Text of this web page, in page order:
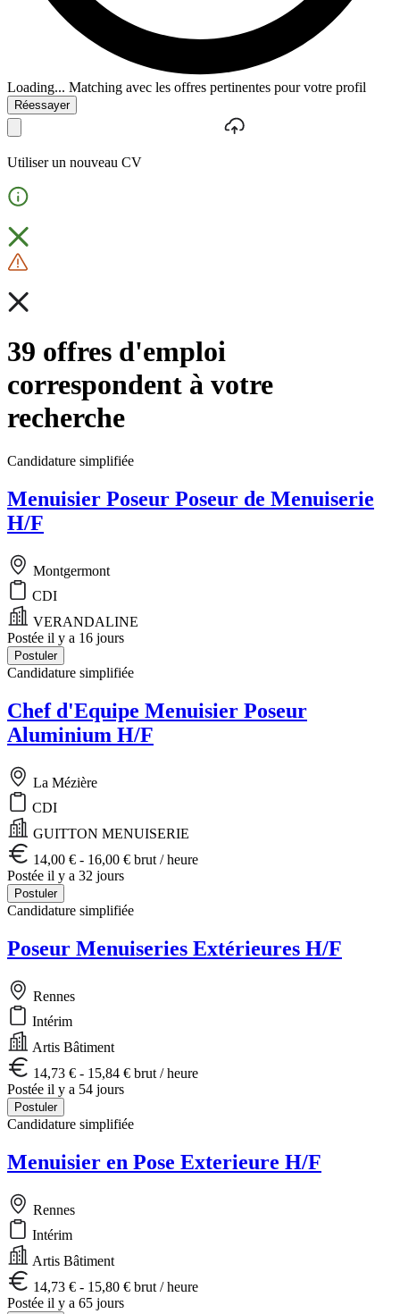
Loading... Matching avec les offres pertinentes pour votre profil
Réessayer
Utiliser un nouveau CV
39 offres d'emploi
correspondent à votre
recherche
Candidature simplifiée
Menuisier Poseur Poseur de Menuiserie
H/F
Montgermont
CDI
VERANDALINE
Postée il y a 16 jours
Postuler
Candidature simplifiée
Chef d'Equipe Menuisier Poseur
Aluminium H/F
La Mézière
CDI
GUITTON MENUISERIE
14,00 € - 16,00 € brut / heure
Postée il y a 32 jours
Postuler
Candidature simplifiée
Poseur Menuiseries Extérieures H/F
Rennes
Intérim
Artis Bâtiment
14,73 € - 15,84 € brut / heure
Postée il y a 54 jours
Postuler
Candidature simplifiée
Menuisier en Pose Exterieure H/F
Rennes
Intérim
Artis Bâtiment
14,73 € - 15,80 € brut / heure
Postée il y a 65 jours